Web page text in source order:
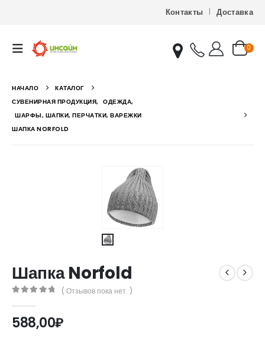
Контакты Доставка
0
НАЧАЛО
КАТАЛОГ
СУВЕНИРНАЯ ПРОДУКЦИЯ, ОДЕЖДА,
ШАРФЫ, ШАПКИ, ПЕРЧАТКИ, ВАРЕЖКИ
ШАПКА NORFOLD
Шапка Norfold
( Отзывов пока нет. )
588,00₽